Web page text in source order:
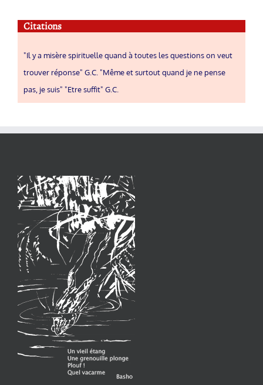
Citations
"Il y a misère spirituelle quand à toutes les questions on veut
trouver réponse" G.C. "Même et surtout quand je ne pense
pas, je suis" "Etre suffit" G.C.